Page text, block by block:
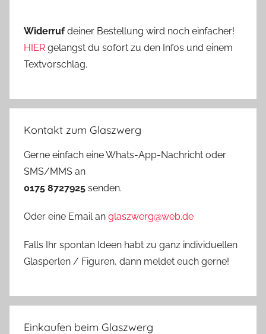
Widerrufdeiner Bestellung wird noch einfacher!
HIER gelangst du sofort zu den Infos und einem
Textvorschlag.
Kontakt zum Glaszwerg
Gerne einfach eine Whats-App-Nachricht oder
SMS/MMS an
0175 8727925 senden.
Oder eine Email an glaszwerg@web.de
Falls Ihr spontan Ideen habt zu ganz individuellen
Glasperlen / Figuren, dann meldet euch gerne!
Einkaufen beim Glaszwerg